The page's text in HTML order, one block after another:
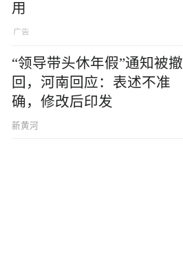
用
“领导带头休年假”通知被撤
回，河南回应：表述不准
确，修改后印发
新黄河